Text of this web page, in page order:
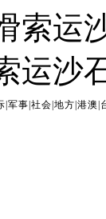
索运
运沙
|军事 |社会 |地方 |港澳